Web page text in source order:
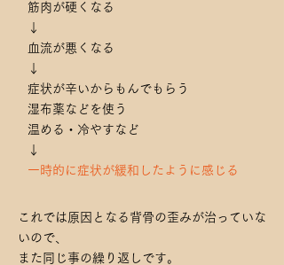
筋肉が硬くなる
↓
血流が悪くなる
↓
症状が辛いからもんでもらう
湿布薬などを使う
温める・冷やすなど
↓
一時的に症状が緩和したように感じる
これでは原因となる背骨の歪みが治っていな
いので、
また同じ事の繰り返しです。